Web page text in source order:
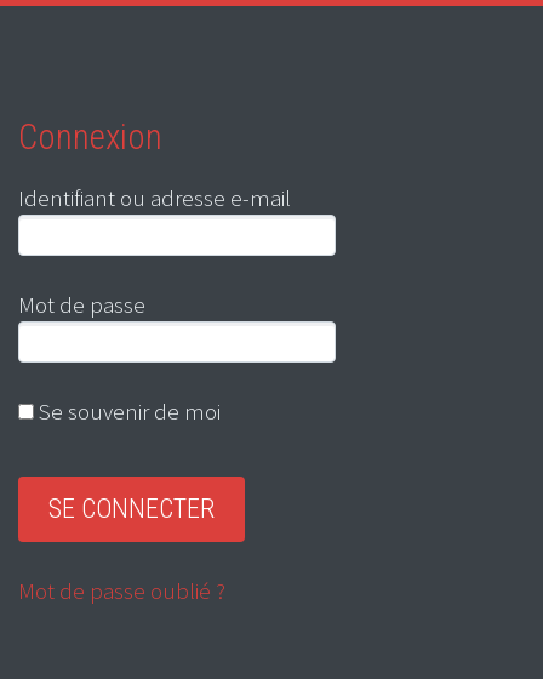
Connexion
Identifiant ou adresse e-mail
Mot de passe
Se souvenir de moi
Mot de passe oublié ?